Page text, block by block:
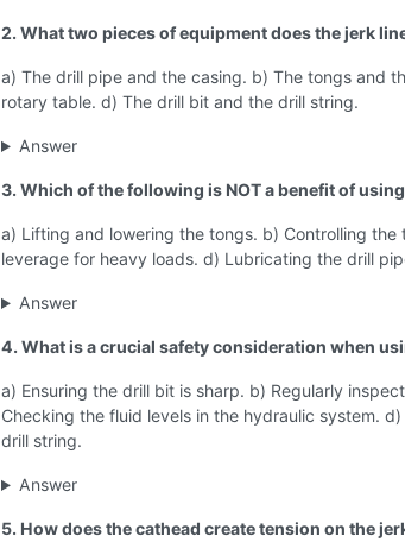
2. What two pieces of equipment does the jerk
a) The drill pipe and the casing. b) The tongs and
rotary table. d) The drill bit and the drill string.
Answer
3. Which of the following is NOT a benefit of
a) Lifting and lowering the tongs. b) Controlling
leverage for heavy loads. d) Lubricating the drill
Answer
4. What is a crucial safety consideration when
a) Ensuring the drill bit is sharp. b) Regularly
Checking the fluid levels in the hydraulic system.
drill string.
Answer
5. How does the cathead create tension on the